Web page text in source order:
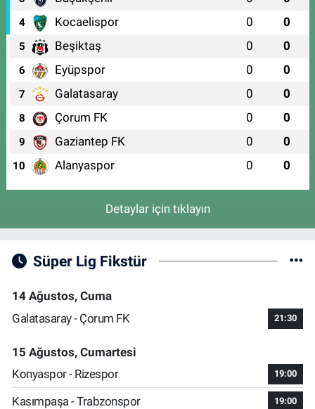
4 Kocaelispor 0 0
5 Beşiktaş 0 0
6 Eyüpspor 0 0
7 Galatasaray 0 0
8 Çorum FK 0 0
9 Gaziantep FK 0 0
10 Alanyaspor 0 0
Detaylar için tıklayın
Süper Lig Fikstür
14 Ağustos, Cuma
Galatasaray - Çorum FK
21:30
15 Ağustos, Cumartesi
Konyaspor - Rizespor
19:00
Kasımpaşa - Trabzonspor 19:00